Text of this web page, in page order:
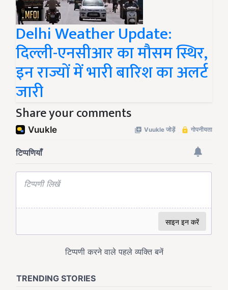
Delhi Weather Update:
दिल्ली-एनसीआर का मौसम स्थिर,
इन राज्यों में भारी बारिश का अलर्ट
जारी
Share your comments